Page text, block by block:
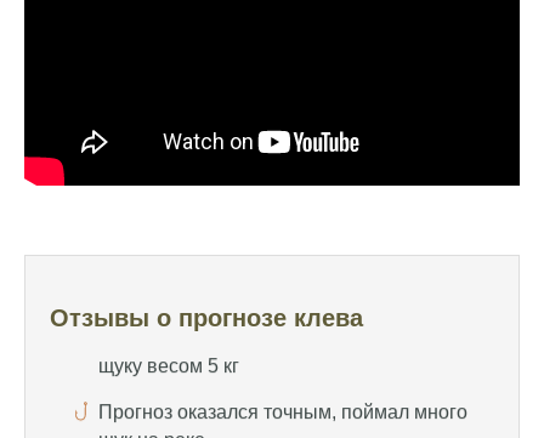
Отзывы о прогнозе клева
Календарь рыболова иногда работает,
щуку весом 5 кг
щук на реке
Попробовал этот календарь рыболова, но
результаты не впечатлили, улов был очень
скромным